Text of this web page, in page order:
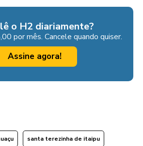
o H2 diariamente?
por mês. Cancele quando quiser.
Assine agora!
santa terezinha de itaipu